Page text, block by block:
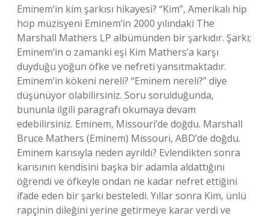
Eminem’in kim şarkısı hikayesi? “Kim”, Amerikalı hip
hop müzisyeni Eminem’in 2000 yılındaki The
Marshall Mathers LP albümünden bir şarkıdır. Şarkı;
Eminem’in o zamanki eşi Kim Mathers’a karşı
duyduğu yoğun öfke ve nefreti yansıtmaktadır.
Eminem’in kökeni nereli? “Eminem nereli?” diye
düşünüyor olabilirsiniz. Soru sorulduğunda,
bununla ilgili paragrafı okumaya devam
edebilirsiniz. Eminem, Missouri’de doğdu. Marshall
Bruce Mathers (Eminem) Missouri, ABD’de doğdu.
Eminem karısıyla neden ayrıldı? Evlendikten sonra
karısının kendisini başka bir adamla aldattığını
öğrendi ve öfkeyle ondan ne kadar nefret ettiğini
ifade eden bir şarkı besteledi. Yıllar sonra Kim, ünlü
rapçinin dileğini yerine getirmeye karar verdi ve